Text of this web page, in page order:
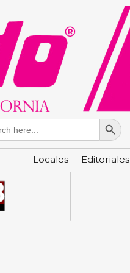
Search Button
Locales Editoriales